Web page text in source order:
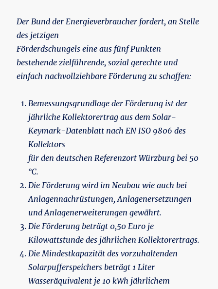
Der Bund der Energieverbraucher fordert, an Stelle
des jetzigen
Förderdschungels eine aus fünf Punkten
bestehende zielführende, sozial gerechte und
einfach nachvollziehbare Förderung zu schaffen:
Bemessungsgrundlage der Förderung ist der
jährliche Kollektorertrag aus dem Solar-
Keymark-Datenblatt nach EN ISO 9806 des
Kollektors
für den deutschen Referenzort Würzburg bei 50
°C.
Die Förderung wird im Neubau wie auch bei
Anlagennachrüstungen, Anlagenersetzungen
und Anlagenerweiterungen gewährt.
Die Förderung beträgt 0,50 Euro je
Kilowattstunde des jährlichen Kollektorertrags.
Die Mindestkapazität des vorzuhaltenden
Solarpufferspeichers beträgt 1 Liter
Wasseräquivalent je 10 kWh jährlichem